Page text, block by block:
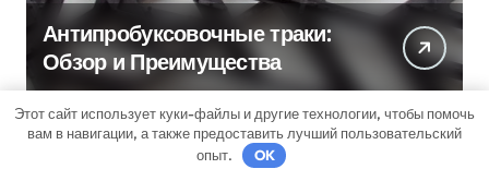
Антипробуксовочные траки:
Обзор и Преимущества
Этот сайт использует куки-файлы и другие технологии, чтобы помочь
вам в навигации, а также предоставить лучший пользовательский
опыт.
OK